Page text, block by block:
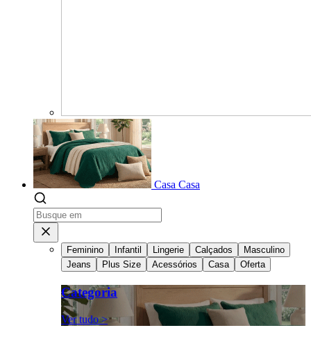
Casa Casa
Feminino Infantil Lingerie Calçados
Masculino
Jeans
Plus Size Acessórios Casa Oferta
Categoria
Ver tudo >